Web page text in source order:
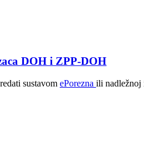
DOH​ i ZPP-DOH
sustavom ePorezna ili nadležnoj